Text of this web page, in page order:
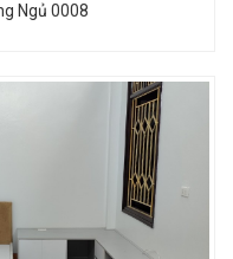
Ngủ 0008